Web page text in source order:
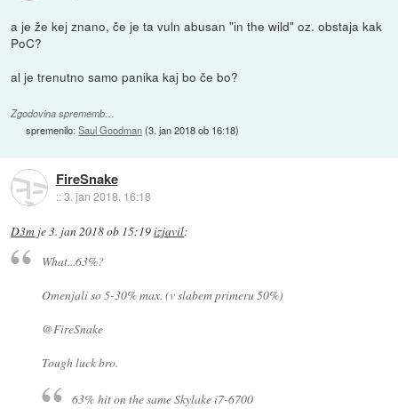
a je že kej znano, če je ta vuln abusan "in the wild" oz. obstaja kak
PoC?
al je trenutno samo panika kaj bo če bo?
Zgodovina sprememb…
spremenilo:Saul Goodman(3. jan 2018 ob 16:18)
FireSnake
::3. jan 2018, 16:18
D3m je3. jan 2018 ob 15:19izjavil:
What...63%?
Omenjali so 5-30% max. (v slabem primeru 50%)
@FireSnake
Tough luck bro.
63% hit on the same Skylake i7-6700